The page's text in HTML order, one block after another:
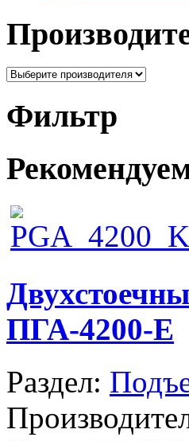
Фильтр
ПГА-4200-Е
Раздел: